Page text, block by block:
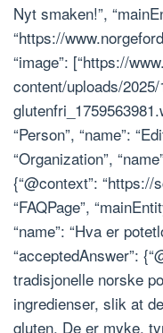
Nyt smaken!”,
“https://
“image”: [“https://
content/uploads/
“Person”, “name”:
“Organization”,
{“@context”: “https://
“FAQPage”,
“name”: “Hva er
“acceptedAnswer”:
tradisjonelle norske
ingredienser, slik at
gluten. De er myke,